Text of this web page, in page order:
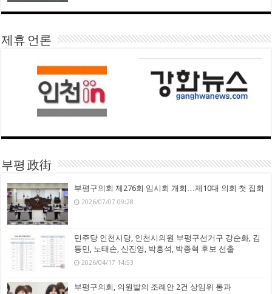
제휴 언론
부평 政街
부평구의회 제276회 임시회 개회…제10대 의회 첫 집회
2026/07/07 09:28
민주당 인천시당, 인천시의원 부평구선거구 강순화, 김
동민, 노태손, 신진영, 박흥석, 박종혁 후보 선출
2026/04/17 14:53
부평구의회, 의원발의 조례안 2건 상임위 통과